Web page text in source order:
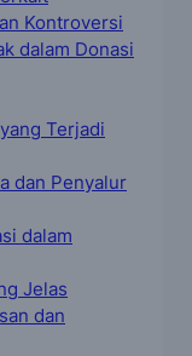
Kontroversi
dalam Donasi
Terjadi
dan Penyalur
dalam
Jelas
dan